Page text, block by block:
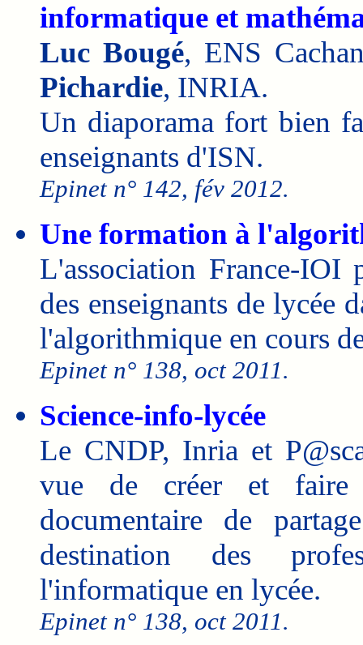
informatique et
Luc Bougé, ENS
Pichardie, INRIA.
Un diaporama fort bien
enseignants d'ISN.
Epinet n° 142, fév 2012.
Une formation à
L'association France-IOI
des enseignants de lycée
l'algorithmique en cours
Epinet n° 138, oct 2011.
Science-info-lycée
Le CNDP, Inria et
vue de créer et faire
documentaire de
destination des
l'informatique en lycée.
Epinet n° 138, oct 2011.